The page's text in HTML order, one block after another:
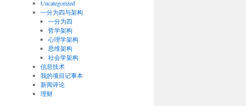
Uncategorized
一分为四与架构
一分为四
哲学架构
心理学架构
思维架构
社会学架构
信息技术
我的项目记事本
新闻评论
理财